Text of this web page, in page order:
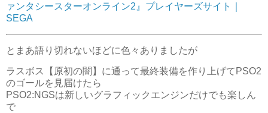
ァンタシースターオンライン2』プレイヤーズサイト｜
SEGA
とまあ語り切れないほどに色々ありましたが
ラスボス【原初の闇】に通って最終装備を作り上げてPSO2
のゴールを見届けたら
PSO2:NGSは新しいグラフィックエンジンだけでも楽しん
で